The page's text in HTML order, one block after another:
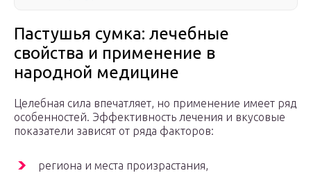
Пастушья сумка: лечебные
свойства и применение в
народной медицине
Целебная сила впечатляет, но применение имеет ряд
особенностей. Эффективность лечения и вкусовые
показатели зависят от ряда факторов:
региона и места произрастания,